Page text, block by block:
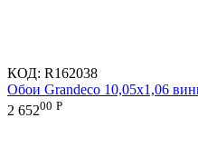
КОД: R162038
Обои Grandeco 10,05х1,06
2 65200 Р